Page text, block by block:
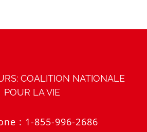
COALITION NATIONALE
POUR LA VIE
: 1-855-996-2686